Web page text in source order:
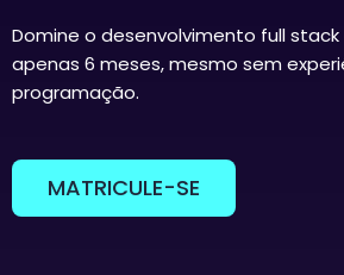
Domine o desenvolvimento full
apenas 6 meses, mesmo sem
programação.
MATRICULE-SE